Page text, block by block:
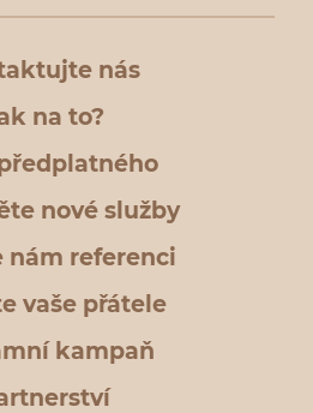
nás
na to?
nové služby
nám referenci
vaše přátele
kampaň